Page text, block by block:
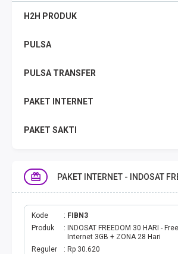
H2H PRODUK
PULSA
PULSA TRANSFER
PAKET INTERNET
PAKET SAKTI
EMONEY
PAKET SAKTI ALL OPT
TELEPON & SMS
Kode
FIBN3
Produk
INDOSAT FREEDOM 30 HARI -
Internet 3GB + ZONA 28 Hari
Reguler
Rp 30.620